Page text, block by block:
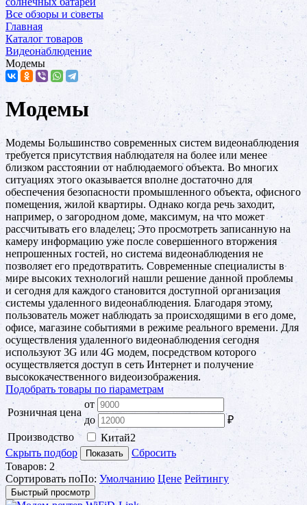
Все обзоры и советы
Главная
Каталог товаров
Видеонаблюдение
Модемы
Модемы
Модемы Большинство современных систем видеонаблюдения
требуется присутствия наблюдателя на более или менее
близком расстоянии от наблюдаемого объекта. Во многих
ситуациях этого оказывается вполне достаточно для
обеспечения безопасности промышленного объекта, офисного
помещения, жилой квартиры. Однако когда речь заходит,
например, о загородном доме, максимум, на что может
рассчитывать его владелец; Это просмотреть записанную на
камеру информацию уже после совершенного вторжения
непрошенных гостей, но система видеонаблюдения не
позволяет его предотвратить. Современные специалисты в
мире высоких технологий нашли решение данной проблемы
и сегодня для каждого становится доступной организация
системы удаленного видеонаблюдения. Благодаря этому,
пользователь может наблюдать за происходящими в его доме,
офисе, магазине событиями в режиме реального времени. Для
осуществления удаленного видеонаблюдения сегодня
используют 3G или 4G модем, посредством которого
осуществляется доступ в сеть Интернет и получение
высококачественного видеоизображения.
Подобрать товары по параметрам
Розничная цена
от
до
₽
Производство
Китай2
Скрыть подбор
Показать
Сбросить
Товаров: 2
Сортировать поПо: Умолчанию Цене Рейтингу
Быстрый просмотр